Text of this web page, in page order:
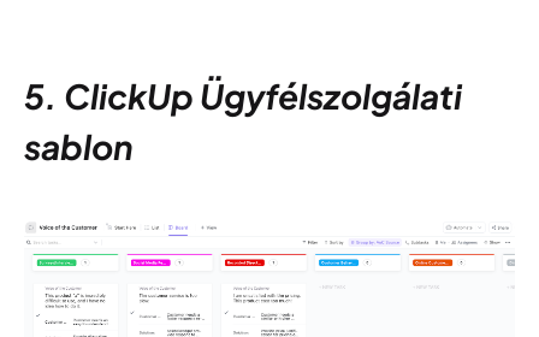
5. ClickUp Ügyfélszolgálati
sablon